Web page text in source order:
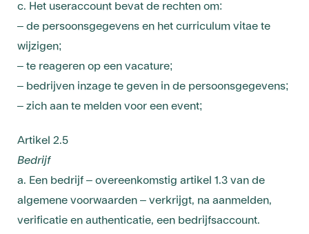
c. Het useraccount bevat de rechten om:
– de persoonsgegevens en het curriculum vitae te
wijzigen;
– te reageren op een vacature;
– bedrijven inzage te geven in de persoonsgegevens;
– zich aan te melden voor een event;
Artikel 2.5
Bedrijf
a. Een bedrijf – overeenkomstig artikel 1.3 van de
algemene voorwaarden – verkrijgt, na aanmelden,
verificatie en authenticatie, een bedrijfsaccount.